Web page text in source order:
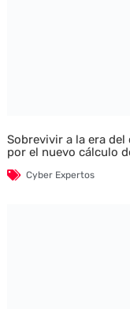
Sobrevivir a la era
por el nuevo cálculo
Cyber Expertos